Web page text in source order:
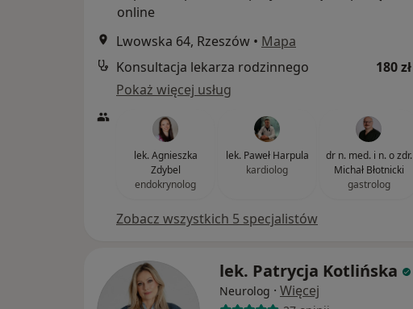
online
Lwowska 64, Rzeszów • Mapa
Konsultacja lekarza rodzinnego
180 zł
Pokaż więcej usług
lek. Agnieszka
Zdybel
endokrynolog
lek. Paweł Harpula
kardiolog
dr n. med. i n. o zdr.
Michał Błotnicki
gastrolog
Zobacz wszystkich 5 specjalistów
lek. Patrycja Kotlińska
Neurolog · Więcej